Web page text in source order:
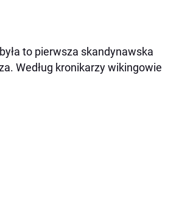
to pierwsza skandynawska
Według kronikarzy wikingowie